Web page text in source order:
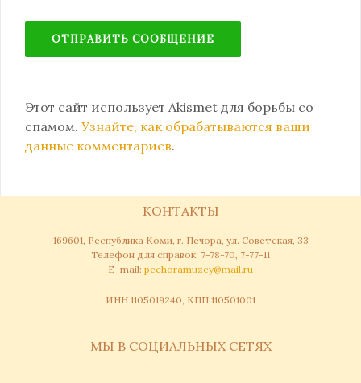
Этот сайт использует Akismet для борьбы со
спамом. Узнайте, как обрабатываются ваши
данные комментариев.
КОНТАКТЫ
169601, Республика Коми, г. Печора, ул. Советская, 33
Телефон для справок: 7-78-70, 7-77-11
Е-mail: pechoramuzey@mail.ru
ИНН 1105019240, КПП 110501001
МЫ В СОЦИАЛЬНЫХ СЕТЯХ